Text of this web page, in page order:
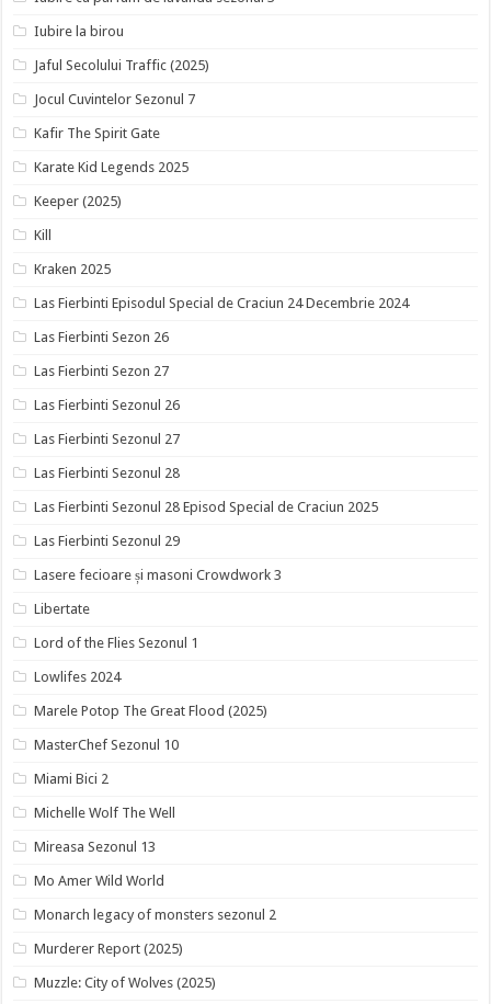
Iubire la birou
Jaful Secolului Traffic (2025)
Jocul Cuvintelor Sezonul 7
Kafir The Spirit Gate
Karate Kid Legends 2025
Keeper (2025)
Kill
Kraken 2025
Las Fierbinti Episodul Special de Craciun 24 Decembrie 2024
Las Fierbinti Sezon 26
Las Fierbinti Sezon 27
Las Fierbinti Sezonul 26
Las Fierbinti Sezonul 27
Las Fierbinti Sezonul 28
Las Fierbinti Sezonul 28 Episod Special de Craciun 2025
Las Fierbinti Sezonul 29
Lasere fecioare și masoni Crowdwork 3
Libertate
Lord of the Flies Sezonul 1
Lowlifes 2024
Marele Potop The Great Flood (2025)
MasterChef Sezonul 10
Miami Bici 2
Michelle Wolf The Well
Mireasa Sezonul 13
Mo Amer Wild World
Monarch legacy of monsters sezonul 2
Murderer Report (2025)
Muzzle: City of Wolves (2025)